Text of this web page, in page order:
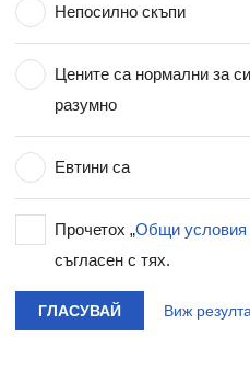
Непосилно скъпи
Цените са нормални за
разумно
Евтини са
Прочетох „Общи условия
съгласен с тях.
ГЛАСУВАЙ Виж